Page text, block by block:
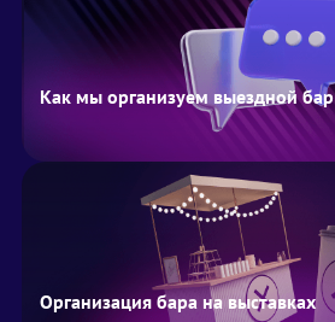
Как мы организуем выездной бар
Организация бара на выставках